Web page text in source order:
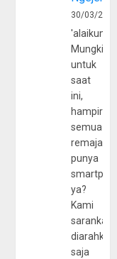
30/03/
Mungkin
untuk
saat
ini,
hampir
semua
remaja
punya
ya?
Kami
sarankan,
diarahkan
saja